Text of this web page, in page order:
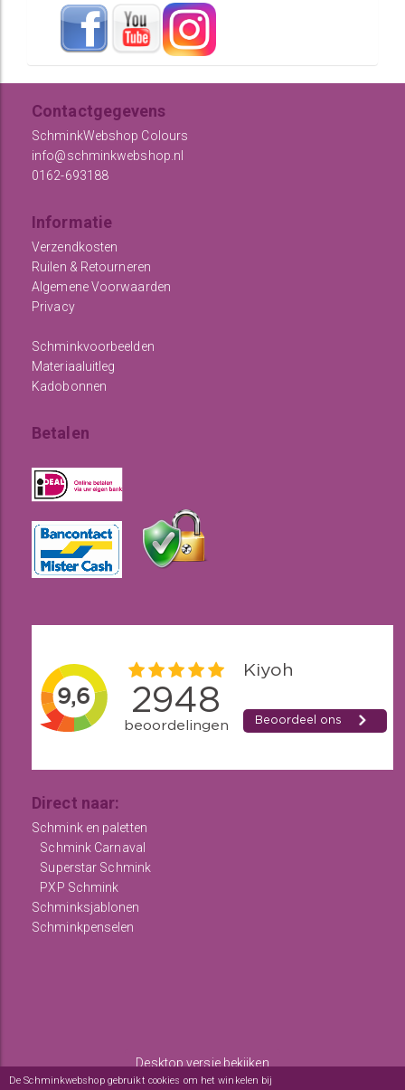
Contactgegevens
SchminkWebshop Colours
info@schminkwebshop.nl
0162-693188
Informatie
Verzendkosten
Ruilen & Retourneren
Algemene Voorwaarden
Privacy
Schminkvoorbeelden
Materiaaluitleg
Kadobonnen
Betalen
Direct naar:
Schmink en paletten
Schmink Carnaval
Superstar Schmink
PXP Schmink
Schminksjablonen
Schminkpenselen
Desktop versie bekijken
De Schminkwebshop gebruikt cookies om het winkelen bij